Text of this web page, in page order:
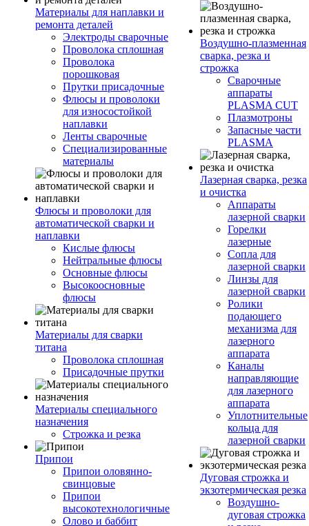
Материалы для наплавки и
ремонта деталей
Электроды сварочные
Проволока сплошная
Проволока
порошковая
Прутки присадочные
Флюсы и проволоки
для износостойкой
наплавки
Ленты сварочные
Специализированные
материалы
Флюсы и проволоки для
автоматической сварки и
наплавки
Кислые флюсы
Нейтральные флюсы
Основные флюсы
Высокоосновные
флюсы
Материалы для сварки
титана
Проволока сплошная
Присадочные прутки
Материалы специального
назначения
Строжка и резка
Припои
Припои оловянно-
свинцовые
Припои
высокотехнологичные
Олово и баббит
Воздушно-плазменная
сварка, резка и
строжка
Сварочные
аппараты
PLASMA CUT
Плазмотроны
Запасные части
PLASMA
Лазерная сварка, резка
и очистка
Аппараты
лазерной сварки
Горелки
лазерные
Сопла для
лазерной сварки
Линзы для
лазерной сварки
Ролики
подающего
механизма для
лазерного
аппарата
Каналы
направляющие
для лазерного
аппарата
Уплотнительные
кольца для
лазерной сварки
Дуговая строжка и
экзотермическая резка
Воздушно-
дуговая строжка